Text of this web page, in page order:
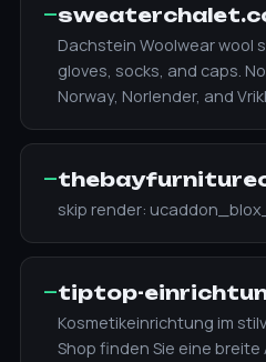
—
Dachstein Woolwear wool
gloves, socks, and caps.
Norway, Norlender, and
—
skip render:
—tiptop-
Kosmetikeinrichtung im
Shop finden Sie eine